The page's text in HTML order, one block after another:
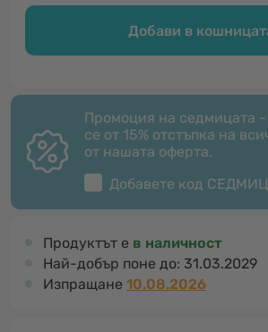
Добави в
Промоция на седмицата -
се от 15% отстъпка на
от нашата оферта.
Добавете код
Продуктът е в наличност
Най-добър поне до: 31.03.2029
Изпращане 10.08.2026